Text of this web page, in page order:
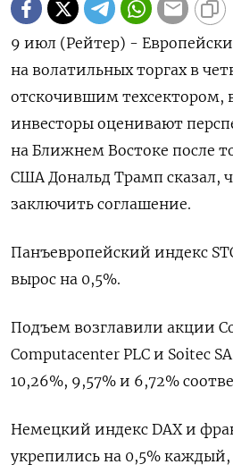
9 июл (Рейтер) -
на волатильных торгах ‌в
отскочившим техсектором,
инвесторы ​оценивают
на ‌Ближнем Востоке после
США Дональд ​Трамп сказал,
заключить соглашение.
Панъевропейский ​индекс
вырос на 0,5%.
Подъем возглавили акции
Computacenter ‌PLC и Soitec
10,26%, 9,57% и 6,72%
Немецкий индекс DAX и
укрепились на 0,5%